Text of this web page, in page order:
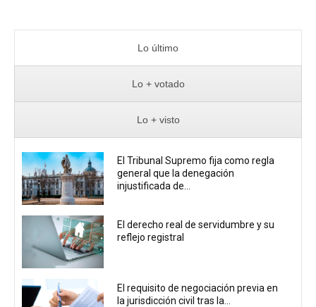
Lo último
Lo + votado
Lo + visto
El Tribunal Supremo fija como regla
general que la denegación
injustificada de...
El derecho real de servidumbre y su
reflejo registral
El requisito de negociación previa en
la jurisdicción civil tras la...